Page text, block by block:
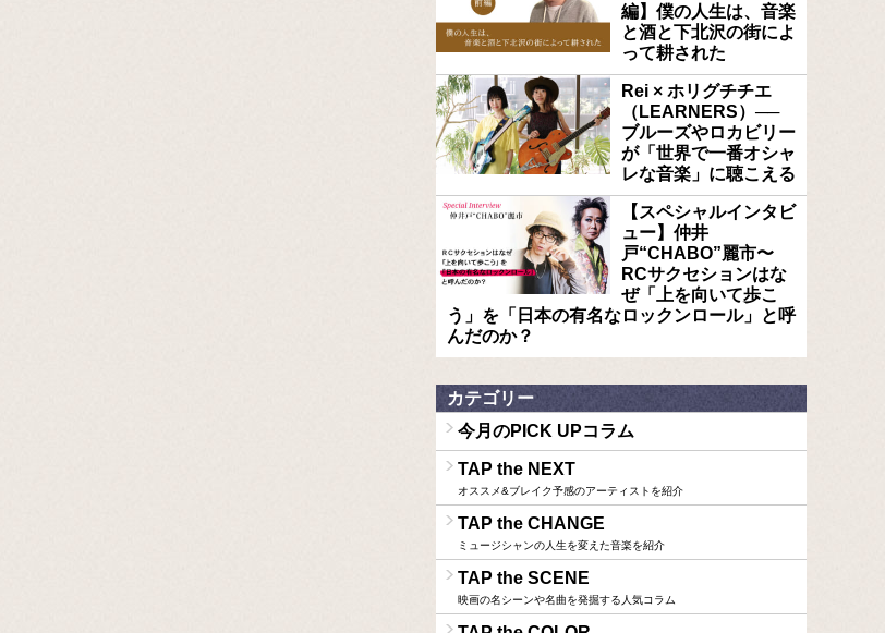
編】僕の人生は、音楽
と酒と下北沢の街によ
って耕された
Rei × ホリグチチエ
（LEARNERS）──
ブルーズやロカビリー
が「世界で一番オシャ
レな音楽」に聴こえる
【スペシャルインタビ
ュー】仲井
戸“CHABO”麗市〜
RCサクセションはな
ぜ「上を向いて歩こ
う」を「日本の有名なロックンロール」と呼
んだのか？
カテゴリー
今月のPICK UPコラム
TAP the NEXT
オススメ&ブレイク予感のアーティストを紹介
TAP the CHANGE
ミュージシャンの人生を変えた音楽を紹介
TAP the SCENE
映画の名シーンや名曲を発掘する人気コラム